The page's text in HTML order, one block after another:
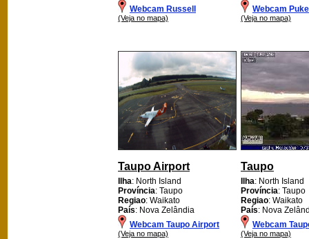
Webcam Russell
(Veja no mapa)
Webcam
(Veja no mapa)
Taupo Airport
Ilha: North Island
Província: Taupo
Regiao: Waikato
País: Nova Zelândia
Webcam Taupo Airport
(Veja no mapa)
Taupo
Ilha: North Island
Província: Taupo
Regiao: Waikato
País: Nova
Webcam
(Veja no mapa)